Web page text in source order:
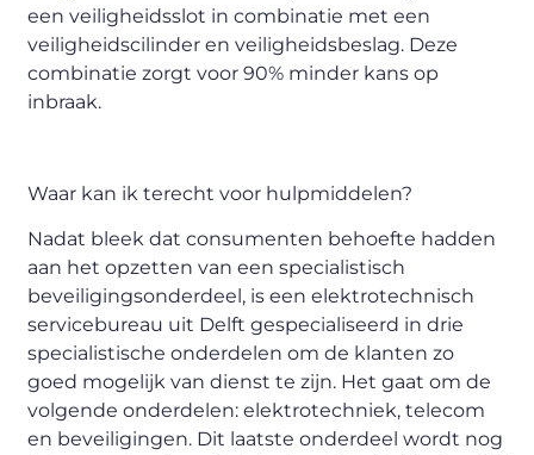
een veiligheidsslot in combinatie met een
veiligheidscilinder en veiligheidsbeslag. Deze
combinatie zorgt voor 90% minder kans op
inbraak.
Waar kan ik terecht voor hulpmiddelen?
Nadat bleek dat consumenten behoefte hadden
aan het opzetten van een specialistisch
beveiligingsonderdeel, is een elektrotechnisch
servicebureau uit Delft gespecialiseerd in drie
specialistische onderdelen om de klanten zo
goed mogelijk van dienst te zijn. Het gaat om de
volgende onderdelen: elektrotechniek, telecom
en beveiligingen. Dit laatste onderdeel wordt nog